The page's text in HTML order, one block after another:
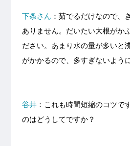
下条さん ：茹でるだけなので、
ありません。だいたい大根がか
ださい。あまり水の量が多いと
がかかるので、多すぎないよう
谷井：これも時間短縮のコツで
のはどうしてですか？